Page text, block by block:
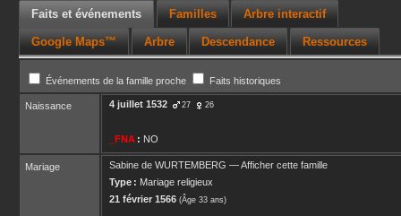
Faits et événements Familles Arbre interactif
Google Maps™ Arbre Descendance Ressources
Événements de la famille proche Faits historiques
Naissance 4 juillet 1532 27 26
_FNA : NO
Mariage Sabine de WURTEMBERG —Afficher cette famille
Type : Mariage religieux
21 février 1566 (Âge 33 ans)